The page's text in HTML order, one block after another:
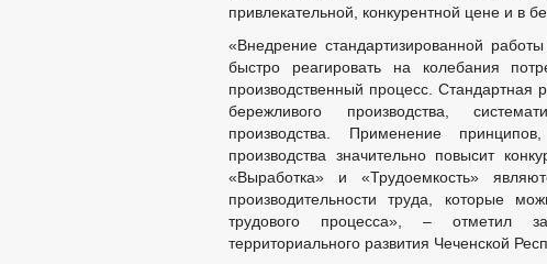
привлекательной, конкурентной цене и в
«Внедрение стандартизированной
быстро реагировать на колебания
производственный процесс. Стандартная
бережливого производства,
производства. Применение
производства значительно повысит
«Выработка» и «Трудоемкость»
производительности труда, которые
трудового процесса», – отметил
территориального развития Чеченской